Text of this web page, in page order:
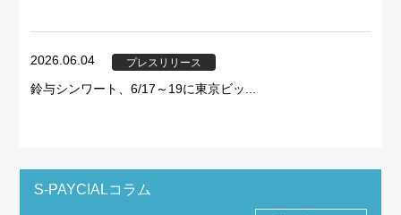
2026.06.04 プレスリリース
鈴与シンワート、6/17～19に東京ビッ...
S-PAYCIALコラム